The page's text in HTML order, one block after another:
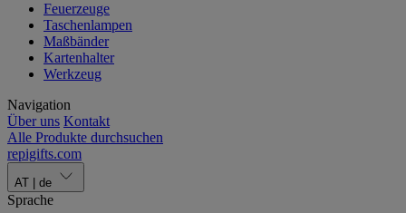
Feuerzeuge
Taschenlampen
Maßbänder
Kartenhalter
Werkzeug
Navigation
Über uns Kontakt
Alle Produkte durchsuchen
repigifts.com
AT de
Sprache